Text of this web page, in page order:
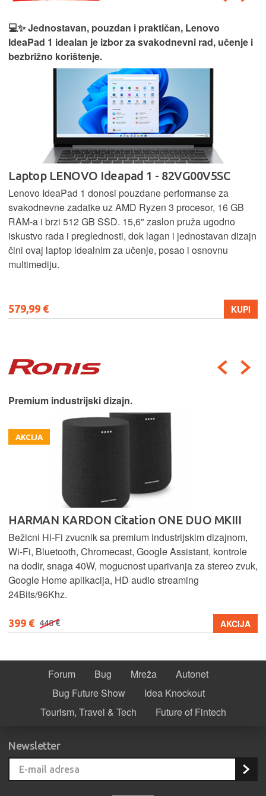
💻✨ Jednostavan, pouzdan i praktičan, Lenovo
IdeaPad 1 idealan je izbor za svakodnevni rad, učenje i
bezbrižno korištenje.
Laptop LENOVO Ideapad 1 - 82VG00V5SC
Lenovo IdeaPad 1 donosi pouzdane performanse za
svakodnevne zadatke uz AMD Ryzen 3 procesor, 16 GB
RAM-a i brzi 512 GB SSD. 15,6" zaslon pruža ugodno
iskustvo rada i preglednosti, dok lagan i jednostavan dizajn
čini ovaj laptop idealnim za učenje, posao i osnovnu
multimediju.
579,99 € KUPI
Premium industrijski dizajn.
AKCIJA
HARMAN KARDON Citation ONE DUO MKIII
Bežicni Hi-Fi zvucnik sa premium industrijskim dizajnom,
Wi-Fi, Bluetooth, Chromecast, Google Assistant, kontrole
na dodir, snaga 40W, mogucnost uparivanja za stereo zvuk,
Google Home aplikacija, HD audio streaming
24Bits/96Khz.
399 € 448 € AKCIJA
Forum Bug Mreža
Autonet
Bug Future Show
Idea Knockout
Tourism, Travel & Tech
Future of Fintech
Newsletter